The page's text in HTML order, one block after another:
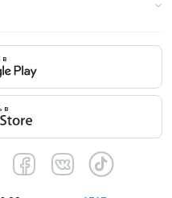
памяти вы сможете
в
в